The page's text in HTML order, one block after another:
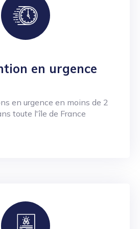
en urgence
en urgence en moins de 2
toute l'île de France